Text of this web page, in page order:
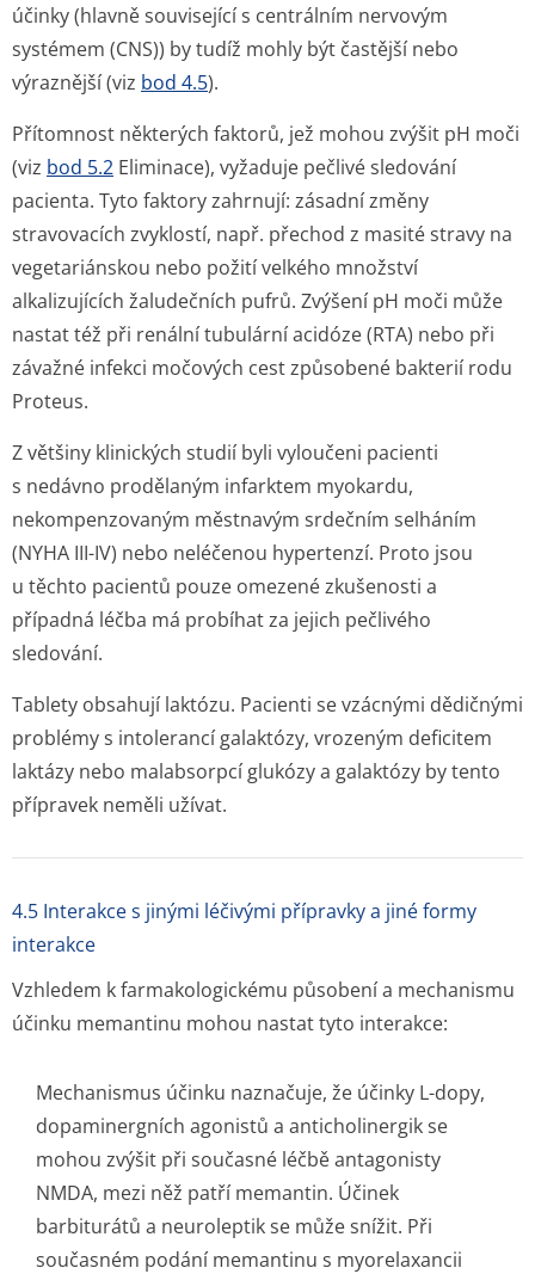
účinky (hlavně související s centrálním nervovým
systémem (CNS)) by tudíž mohly být častější nebo
výraznější (viz bod 4.5).
Přítomnost některých faktorů, jež mohou zvýšit pH moči
(viz bod 5.2 Eliminace), vyžaduje pečlivé sledování
pacienta. Tyto faktory zahrnují: zásadní změny
stravovacích zvyklostí, např. přechod z masité stravy na
vegetariánskou nebo požití velkého množství
alkalizujících žaludečních pufrů. Zvýšení pH moči může
nastat též při renální tubulární acidóze (RTA) nebo při
závažné infekci močových cest způsobené bakterií rodu
Proteus.
Z většiny klinických studií byli vyloučeni pacienti
s nedávno prodělaným infarktem myokardu,
nekompenzovaným městnavým srdečním selháním
(NYHA III-IV) nebo neléčenou hypertenzí. Proto jsou
u těchto pacientů pouze omezené zkušenosti a
případná léčba má probíhat za jejich pečlivého
sledování.
Tablety obsahují laktózu. Pacienti se vzácnými dědičnými
problémy s intolerancí galaktózy, vrozeným deficitem
laktázy nebo malabsorpcí glukózy a galaktózy by tento
přípravek neměli užívat.
4.5 Interakce s jinými léčivými přípravky a jiné formy
interakce
Vzhledem k farmakologickému působení a mechanismu
účinku memantinu mohou nastat tyto interakce:
Mechanismus účinku naznačuje, že účinky L-dopy,
dopaminergních agonistů a anticholinergik se
mohou zvýšit při současné léčbě antagonisty
NMDA, mezi něž patří memantin. Účinek
barbiturátů a neuroleptik se může snížit. Při
současném podání memantinu s myorelaxancii